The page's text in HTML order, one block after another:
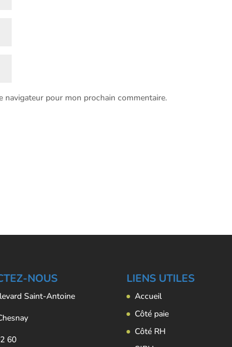
pour mon prochain commentaire.
NOUS
Saint-Antoine
60
LIENS UTILES
Accueil
Côté paie
Côté RH